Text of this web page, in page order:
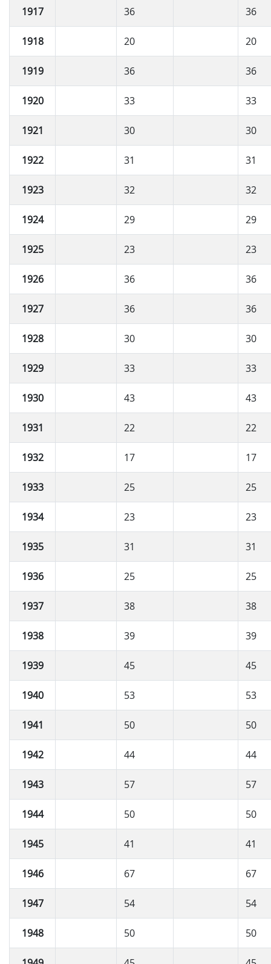
1917 36 36
1918 20 20
1919 36 36
1920 33 33
1921 30 30
1922 31 31
1923 32 32
1924 29 29
1925 23 23
1926 36 36
1927 36 36
1928 30 30
1929 33 33
1930 43 43
1931 22 22
1932 17 17
1933 25 25
1934 23 23
1935 31 31
1936 25 25
1937 38 38
1938 39 39
1939 45 45
1940 53 53
1941 50 50
1942 44 44
1943 57 57
1944 50 50
1945 41 41
1946 67 67
1947 54 54
1948 50 50